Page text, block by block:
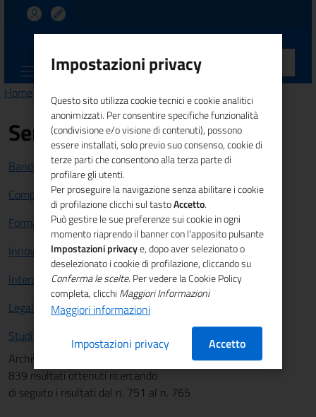
CALABRIA
Home Comunicazione > News
Servizi
Bandi e Finanziamenti
Competitività sistema imprenditoriale
Formazione e lavoro
Innovazione
Internazionalizzazione
Legalità
Studi e statistiche
Archivio News
839 risultati ottenuti ricercando
di seguito i risultati dal n. 751 al n. 765
Impostazioni privacy
Questo sito utilizza cookie tecnici e cookie analitici
anonimizzati. Per consentire specifiche funzionalità
(condivisione e/o visione di contenuti), possono
essere installati, solo previo suo consenso, cookie di
terze parti che consentono alla terza parte di
profilare gli utenti.
Per proseguire la navigazione senza abilitare i cookie
di profilazione clicchi sul tastoAccetto.
Può gestire le sue preferenze sui cookie in ogni
momento riaprendo il banner con l'apposito pulsante
Impostazioni privacye, dopo aver selezionato o
deselezionato i cookie di profilazione, cliccando su
Conferma le scelte. Per vedere la Cookie Policy
completa, clicchi Maggiori Informazioni
Maggiori informazioni
Impostazioni privacy
Accetto